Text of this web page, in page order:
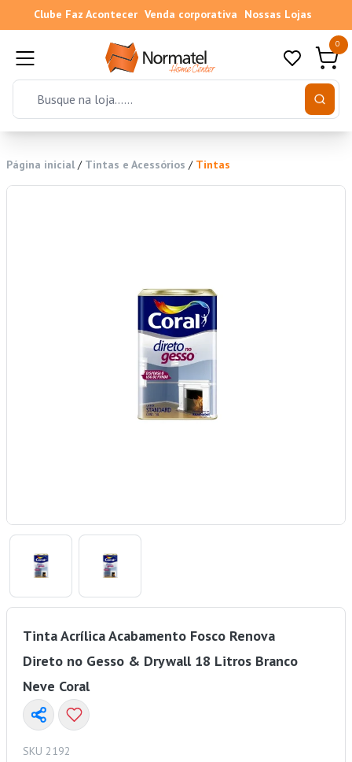
Clube Faz Acontecer Venda corporativa Nossas Lojas
0
Página inicial / Tintas e Acessórios / Tintas
Tinta Acrílica Acabamento Fosco Renova
Direto no Gesso & Drywall 18 Litros Branco
Neve Coral
SKU 2192